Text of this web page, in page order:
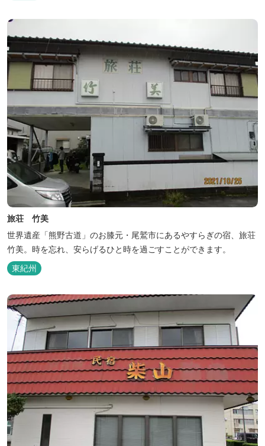
旅荘 竹美
世界遺産「熊野古道」のお膝元・尾鷲市にあるやすらぎの宿、旅荘
竹美。時を忘れ、安らげるひと時を過ごすことができます。
東紀州